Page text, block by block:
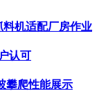
料机适配厂房作业
认可
攀爬性能展示